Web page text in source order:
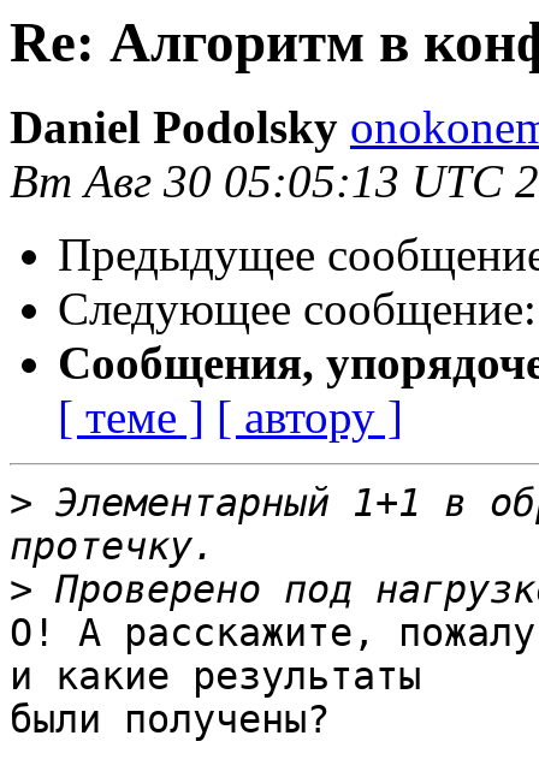
Re: Алгоритм в
Daniel Podolsky
Вт Авг 30 05:05:13 UTC
Предыдущее
Следующее
Сообщения,
[ теме ] [ автору ]
> Элементарный 1+1 в
>
О! А расскажите,
и какие результаты
были получены?